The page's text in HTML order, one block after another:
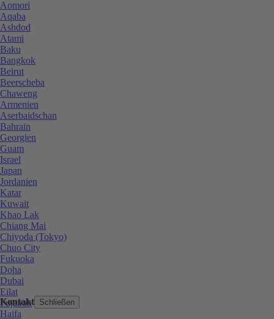
Kontakt Schließen
Aomori
Aqaba
Ashdod
Atami
Baku
Bangkok
Beirut
Beerscheba
Chaweng
Armenien
Aserbaidschan
Bahrain
Georgien
Guam
Israel
Japan
Jordanien
Katar
Kuwait
Khao Lak
Chiang Mai
Chiyoda (Tokyo)
Chuo City
Fukuoka
Doha
Dubai
Eilat
Fujairah
Haifa